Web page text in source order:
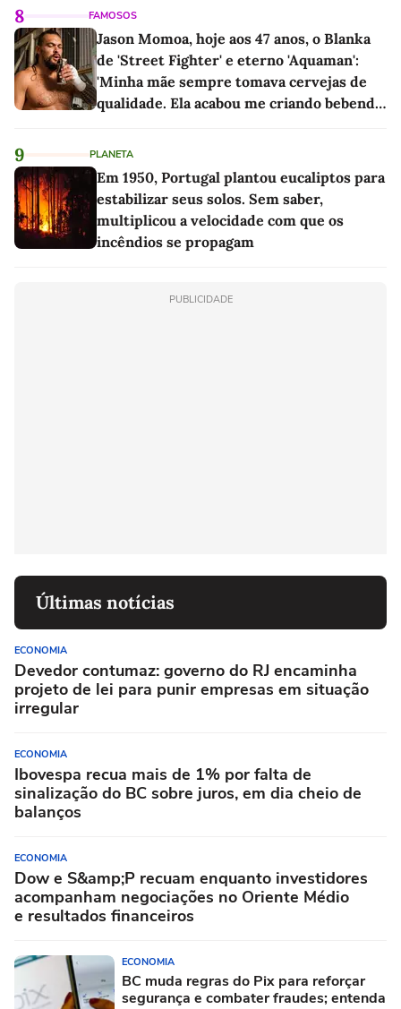
8 FAMOSOS
Jason Momoa, hoje aos 47 anos, o Blanka
de 'Street Fighter' e eterno 'Aquaman':
'Minha mãe sempre tomava cervejas de
qualidade. Ela acabou me criando bebendo
9 PLANETA
Em 1950, Portugal plantou eucaliptos para
estabilizar seus solos. Sem saber,
multiplicou a velocidade com que os
incêndios se propagam
PUBLICIDADE
Últimas notícias
ECONOMIA
Devedor contumaz: governo do RJ encaminha
projeto de lei para punir empresas em situação
irregular
ECONOMIA
Ibovespa recua mais de 1% por falta de
sinalização do BC sobre juros, em dia cheio de
balanços
ECONOMIA
Dow e S&amp;P recuam enquanto investidores
acompanham negociações no Oriente Médio
e resultados financeiros
ECONOMIA
BC muda regras do Pix para reforçar
segurança e combater fraudes; entenda